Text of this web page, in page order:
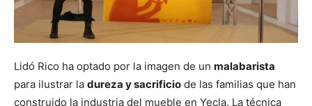
Lidó Rico ha optado por la imagen de un malabarista
para ilustrar la dureza y sacrificio de las familias que han
construido la industria del mueble en Yecla. La técnica